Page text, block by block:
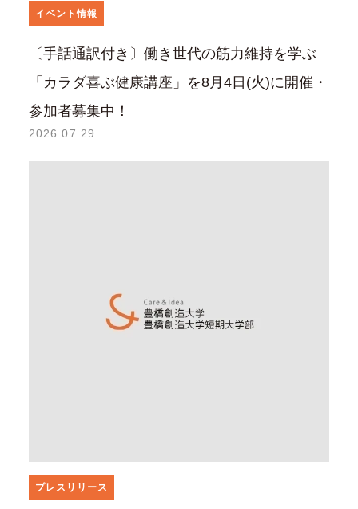
イベント情報
〔手話通訳付き〕働き世代の筋力維持を学ぶ
「カラダ喜ぶ健康講座」を8月4日(火)に開催・
参加者募集中！
2026.07.29
プレスリリース